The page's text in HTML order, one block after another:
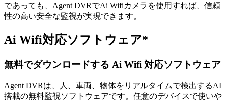
であっても、Agent DVRでAi Wifiカメラを使用すれば、信頼
性の高い安全な監視が実現できます。
Ai Wifi対応ソフトウェア*
無料でダウンロードする Ai Wifi 対応ソフトウェア
Agent DVRは、人、車両、物体をリアルタイムで検出するAI
搭載の無料監視ソフトウェアです。任意のデバイスで使いや